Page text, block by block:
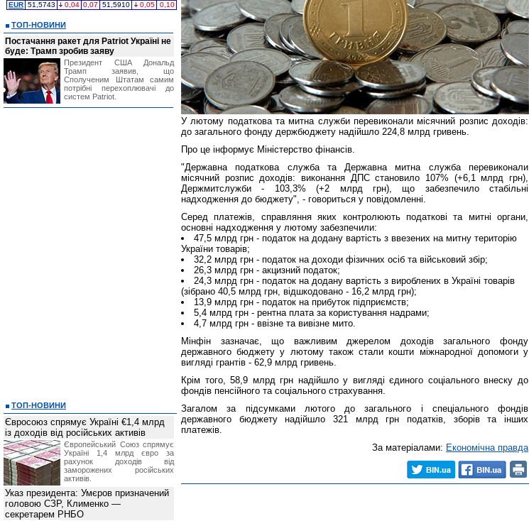
У лютому податкова та митна служби перевиконали місячний розпис доходів:
до загального фонду держбюджету надійшло 224,8 млрд гривень.
Про це інформує Міністерство фінансів.
"Державна податкова служба та Державна митна служба перевиконали
місячний розпис доходів: виконання ДПС становило 107% (+6,1 млрд грн),
Держмитслужби - 103,3% (+2 млрд грн), що забезпечило стабільні
надходження до бюджету", - говориться у повідомленні.
Серед платежів, справляння яких контролюють податкові та митні органи,
основні надходження у лютому забезпечили:
47,5 млрд грн - податок на додану вартість з ввезених на митну територію
України товарів;
32,2 млрд грн - податок на доходи фізичних осіб та військовий збір;
26,3 млрд грн - акцизний податок;
24,3 млрд грн - податок на додану вартість з вироблених в Україні товарів
(зібрано 40,5 млрд грн, відшкодовано - 16,2 млрд грн);
13,9 млрд грн - податок на прибуток підприємств;
5,4 млрд грн - рентна плата за користування надрами;
4,7 млрд грн - ввізне та вивізне мито.
Мінфін зазначає, що важливим джерелом доходів загального фонду
державного бюджету у лютому також стали кошти міжнародної допомоги у
вигляді грантів - 62,9 млрд гривень.
Крім того, 58,9 млрд грн надійшло у вигляді єдиного соціального внеску до
фондів пенсійного та соціального страхування.
Загалом за підсумками лютого до загального і спеціального фондів
державного бюджету надійшло 321 млрд грн податків, зборів та інших
платежів.
За матеріалами: Економічна правда
EUR 51,5743 0,04 0,07 51,5910 0,05 0,10
ТОП-НОВИНИ
Постачання ракет для Patriot Україні не
буде: Трамп зробив заяву
Президент США Дональд
Трамп заявив, що
Сполученим Штатам самим
потрібні перехоплювачі до
систем Patriot.
ТОП-НОВИНИ
Євросоюз спрямує Україні €1,4 млрд
із доходів від російських активів
Європейський Союз спрямує
Україні 1,4 млрд євро за
рахунок доходів від
заморожених російських
активів.
Указ президента: Умєров призначений
головою СЗР, Клименко —
секретарем РНБО